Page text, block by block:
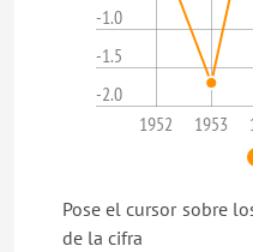
-2.0
-1.5
-1.0
1952 1953
Pose el cursor sobre
de la cifra